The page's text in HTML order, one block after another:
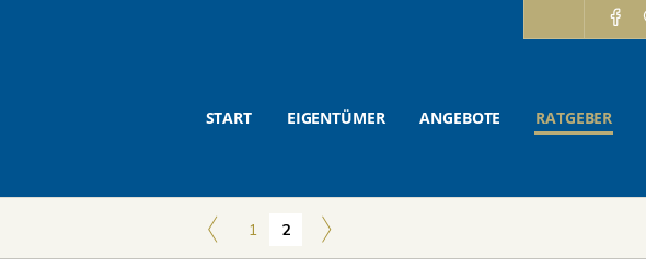
START EIGENTÜMER ANGEBOTE RATGEBER
1 2